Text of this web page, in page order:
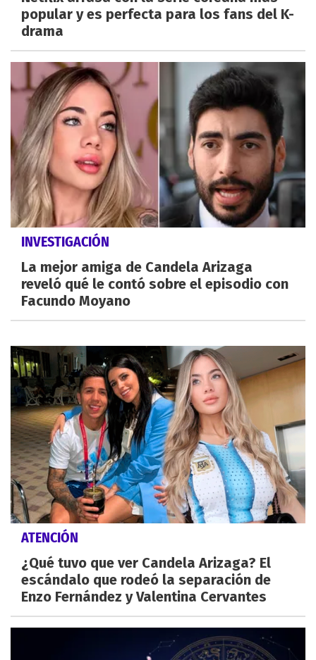
popular y es perfecta para los fans del K-
drama
INVESTIGACIÓN
La mejor amiga de Candela Arizaga
reveló qué le contó sobre el episodio con
Facundo Moyano
ATENCIÓN
¿Qué tuvo que ver Candela Arizaga? El
escándalo que rodeó la separación de
Enzo Fernández y Valentina Cervantes